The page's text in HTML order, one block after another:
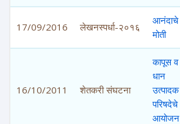
17/09/2016 लेखनस्पर्धा-२०१६
आनंदाचे
मोती
16/10/2011 शेतकरी संघटना
कापूस व
धान
उत्पादक
परिषदेचे
आयोजन